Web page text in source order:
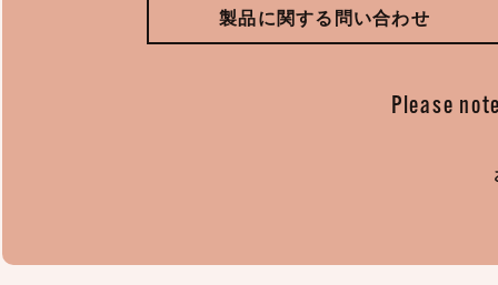
製品に関する問い合わせ
Please